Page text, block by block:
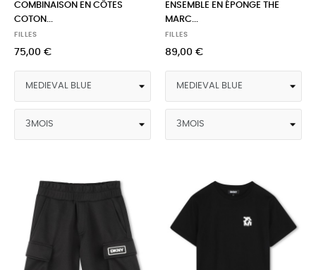
COMBINAISON EN CÔTES
COTON...
FILLES
75,00 €
ENSEMBLE EN ÉPONGE THE
MARC...
FILLES
89,00 €